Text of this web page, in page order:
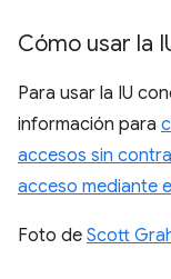
Cómo usar la
Para usar la IU
información para
accesos sin
acceso mediante
Foto de Scott